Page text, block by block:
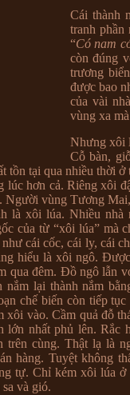
Cái thành
tranh
“Có nam
còn đúng
trương
được bao
của vài
vùng xa
Nhưng xôi
Cỗ bàn,
tồn tại qua nhiều thời
lúc hơn cả. Riêng xôi
Người vùng Tương
là xôi lúa. Nhiều
của từ “xôi lúa” mà
cái cốc, cái ly, cái
hiểu là xôi ngô.
qua đêm. Đồ ngô lẫn
nắm lại thành nắm
chế biến còn tiếp
xôi vào. Cầm quả đỗ
lớn nhất phủ lên. Rắc
trên cùng. Thật lạ là
hàng. Tuyệt không
tự. Chỉ kém xôi lúa ở
và gió.